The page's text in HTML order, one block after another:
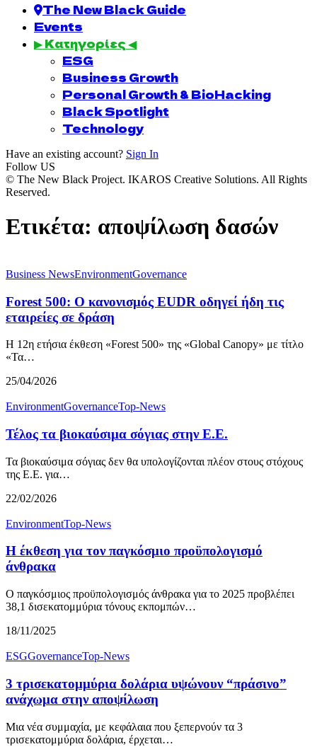
The New Black Guide
Events
▶ Κατηγορίες ◀
ESG
Business Growth
Personal Growth & BioHacking
Black Spotlight
Technology
Have an existing account? Sign In
Follow US
© The New Black Project. IKAROS Creative Solutions. All Rights
Reserved.
Ετικέτα: αποψίλωση δασών
Business NewsEnvironmentGovernance
Forest 500: Ο κανονισμός EUDR οδηγεί ήδη τις
εταιρείες σε δράση
Η 12η ετήσια έκθεση «Forest 500» της «Global Canopy» με τίτλο
«Τα…
25/04/2026
EnvironmentGovernanceTop-News
Τέλος τα βιοκαύσιμα σόγιας στην Ε.Ε.
Τα βιοκαύσιμα σόγιας δεν θα υπολογίζονται πλέον στους στόχους
της Ε.Ε. για…
22/02/2026
EnvironmentTop-News
Η έκθεση για τον παγκόσμιο προϋπολογισμό
άνθρακα
Ο παγκόσμιος προϋπολογισμός άνθρακα για το 2025 προβλέπει
38,1 δισεκατομμύρια τόνους εκπομπών…
18/11/2025
ESGGovernanceTop-News
3 τρισεκατομμύρια δολάρια υψώνουν “πράσινο”
ανάχωμα στην αποψίλωση
Μια νέα συμμαχία, με κεφάλαια που ξεπερνούν τα 3
τρισεκατομμύρια δολάρια, έρχεται…